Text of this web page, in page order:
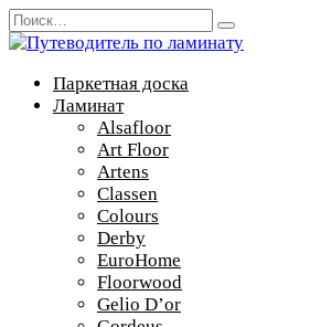
Перейти
к
Search
for:
Паркетная доска
Ламинат
Alsafloor
Art Floor
Artens
Classen
Colours
Derby
EuroHome
Floorwood
Gelio D’or